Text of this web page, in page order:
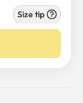
Size tip